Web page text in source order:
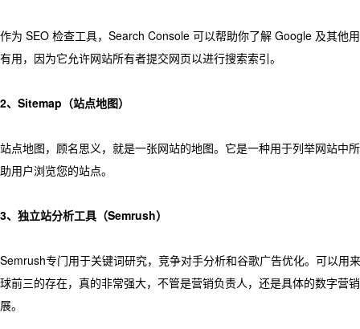
作为 SEO 检查工具，Search Console 可以帮助你了解 Google 及其他
有用，因为它允许网站所有者提交网页以进行搜索索引。
2、Sitemap（站点地图）
站点地图，顾名思义，就是一张网站的地图。它是一种用于列举网站中
助用户浏览您的站点。
3、独立站分析工具（Semrush）
Semrush专门用于关键词研究，竞争对手分析和谷歌广告优化。可以
球前三的存在，真的非常强大，不管是营销负责人，还是具体的数字营
展。